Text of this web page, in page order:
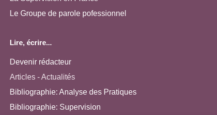
Le Groupe de parole pofessionnel
Lire, écrire...
Devenir rédacteur
Articles - Actualités
Bibliographie: Analyse des Pratiques
Bibliographie: Supervision